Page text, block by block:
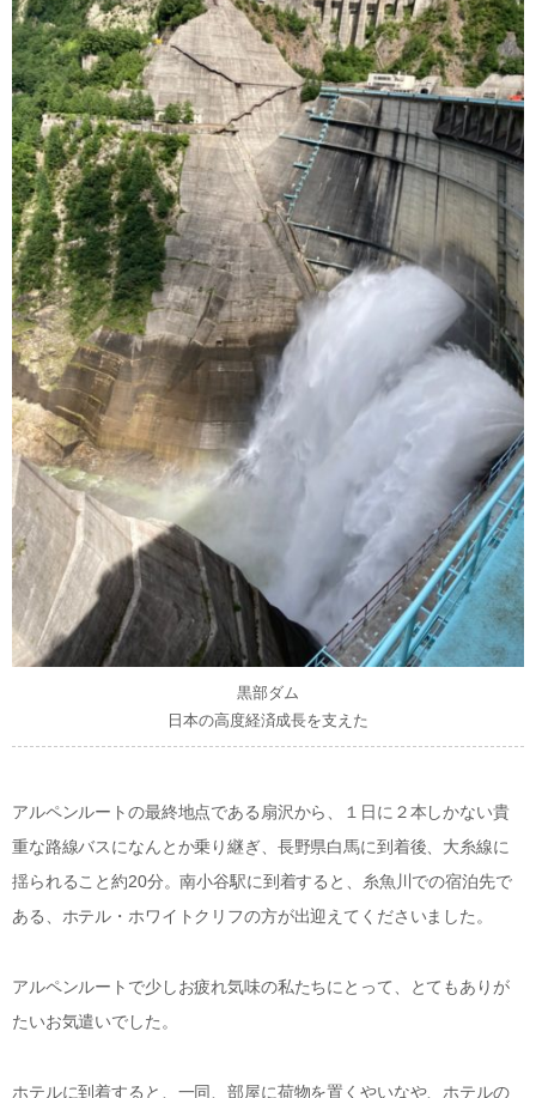
黒部ダム
日本の高度経済成長を支えた
アルペンルートの最終地点である扇沢から、１日に２本しかない貴
重な路線バスになんとか乗り継ぎ、長野県白馬に到着後、大糸線に
揺られること約20分。南小谷駅に到着すると、糸魚川での宿泊先で
ある、ホテル・ホワイトクリフの方が出迎えてくださいました。
アルペンルートで少しお疲れ気味の私たちにとって、とてもありが
たいお気遣いでした。
ホテルに到着すると、一同、部屋に荷物を置くやいなや、ホテルの